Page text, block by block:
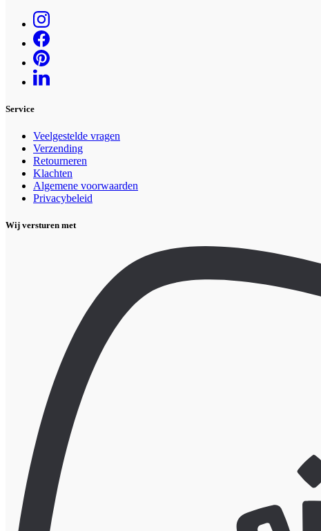
Service
Veelgestelde vragen
Verzending
Retourneren
Klachten
Algemene voorwaarden
Privacybeleid
Wij versturen met